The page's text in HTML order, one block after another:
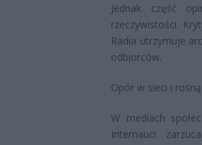
Jednak część
rzeczywistości.
Radia utrzymuje
odbiorców.
Opór w sieci i
W mediach
Internauci